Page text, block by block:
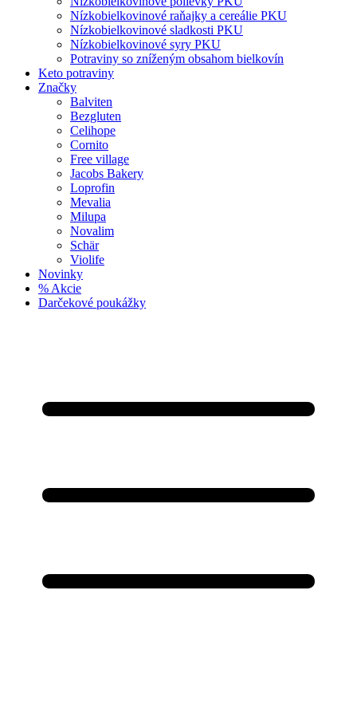
Nízkobielkovinové raňajky a cereálie PKU
Nízkobielkovinové sladkosti PKU
Nízkobielkovinové syry PKU
Potraviny so zníženým obsahom bielkovín
Keto potraviny
Značky
Balviten
Bezgluten
Celihope
Cornito
Free village
Jacobs Bakery
Loprofin
Mevalia
Milupa
Novalim
Schär
Violife
Novinky
% Akcie
Darčekové poukážky